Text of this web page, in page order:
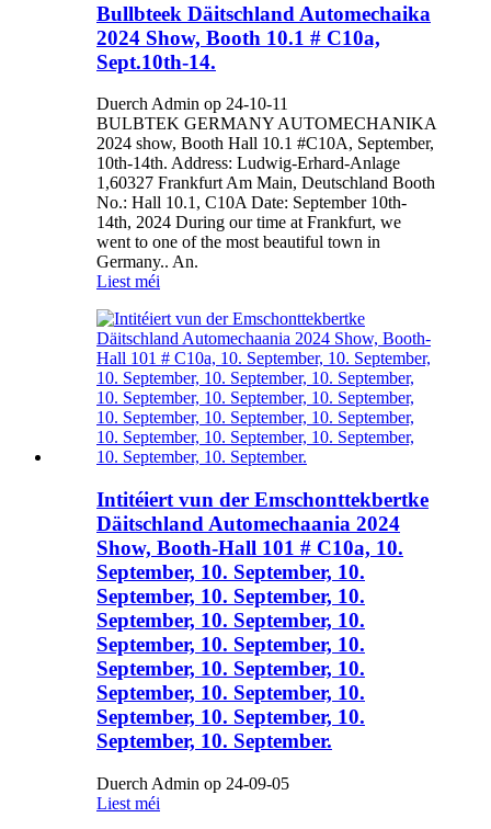
Bullbteek Däitschland Automechaika
2024 Show, Booth 10.1 # C10a,
Sept.10th-14.
Duerch Admin op 24-10-11
BULBTEK GERMANY AUTOMECHANIKA
2024 show, Booth Hall 10.1 #C10A, September,
10th-14th. Address: Ludwig-Erhard-Anlage
1,60327 Frankfurt Am Main, Deutschland Booth
No.: Hall 10.1, C10A Date: September 10th-
14th, 2024 During our time at Frankfurt, we
went to one of the most beautiful town in
Germany.. An.
Liest méi
Intitéiert vun der Emschonttekbertke
Däitschland Automechaania 2024
Show, Booth-Hall 101 # C10a, 10.
September, 10. September, 10.
September, 10. September, 10.
September, 10. September, 10.
September, 10. September, 10.
September, 10. September, 10.
September, 10. September, 10.
September, 10. September, 10.
September, 10. September.
Duerch Admin op 24-09-05
Liest méi